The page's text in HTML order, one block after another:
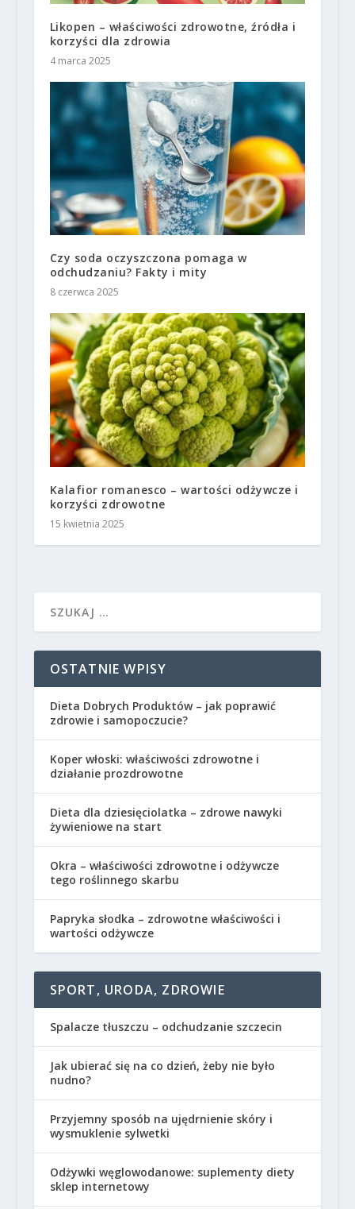
Likopen – właściwości zdrowotne, źródła i
korzyści dla zdrowia
4 marca 2025
Czy soda oczyszczona pomaga w
odchudzaniu? Fakty i mity
8 czerwca 2025
Kalafior romanesco – wartości odżywcze i
korzyści zdrowotne
15 kwietnia 2025
OSTATNIE WPISY
Dieta Dobrych Produktów – jak poprawić
zdrowie i samopoczucie?
Koper włoski: właściwości zdrowotne i
działanie prozdrowotne
Dieta dla dziesięciolatka – zdrowe nawyki
żywieniowe na start
Okra – właściwości zdrowotne i odżywcze
tego roślinnego skarbu
Papryka słodka – zdrowotne właściwości i
wartości odżywcze
SPORT, URODA, ZDROWIE
Spalacze tłuszczu – odchudzanie szczecin
Jak ubierać się na co dzień, żeby nie było
nudno?
Przyjemny sposób na ujędrnienie skóry i
wysmuklenie sylwetki
Odżywki węglowodanowe: suplementy diety
sklep internetowy